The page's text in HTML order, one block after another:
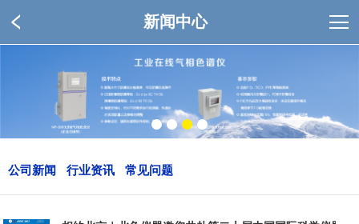
新闻中心
公司新闻 行业资讯 常见问题